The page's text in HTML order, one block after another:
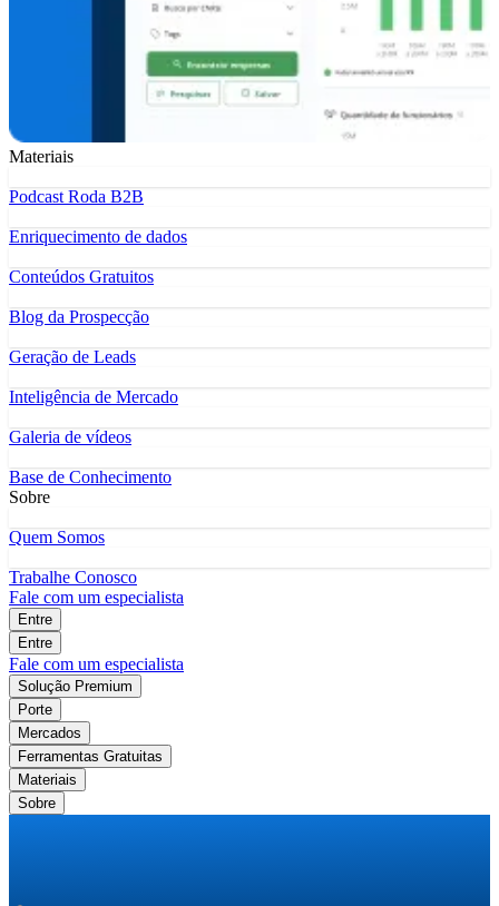
Materiais
Podcast Roda B2B
Enriquecimento de dados
Conteúdos Gratuitos
Blog da Prospecção
Geração de Leads
Inteligência de Mercado
Galeria de vídeos
Base de Conhecimento
Sobre
Quem Somos
Trabalhe Conosco
Fale com um especialista
Entre
Entre
Fale com um especialista
Solução Premium
Porte
Mercados
Ferramentas Gratuitas
Materiais
Sobre